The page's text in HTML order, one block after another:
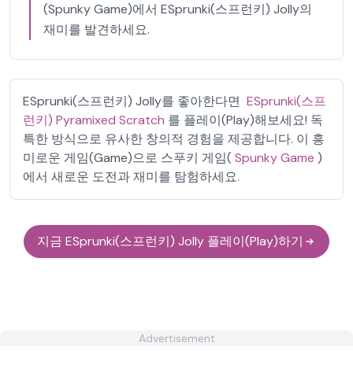
(Spunky Game)에서 ESprunki(스프런키) Jolly의
재미를 발견하세요.
ESprunki(스프런키) Jolly를 좋아한다면 ESprunki(스프
런키) Pyramixed Scratch 를 플레이(Play)해보세요! 독
특한 방식으로 유사한 창의적 경험을 제공합니다. 이 흥
미로운 게임(Game)으로 스푸키 게임( Spunky Game )
에서 새로운 도전과 재미를 탐험하세요.
지금 ESprunki(스프런키) Jolly 플레이(Play)하기
Advertisement